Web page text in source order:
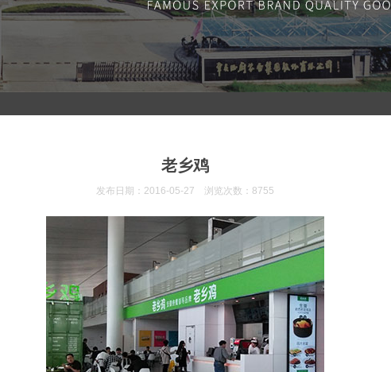
老乡鸡
发布日期：2016-05-27 浏览次数：8755